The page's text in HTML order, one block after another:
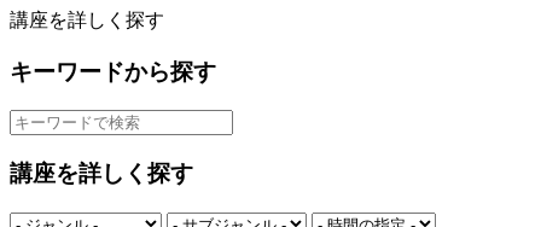
講座を詳しく探す
キーワードから探す
講座を詳しく探す